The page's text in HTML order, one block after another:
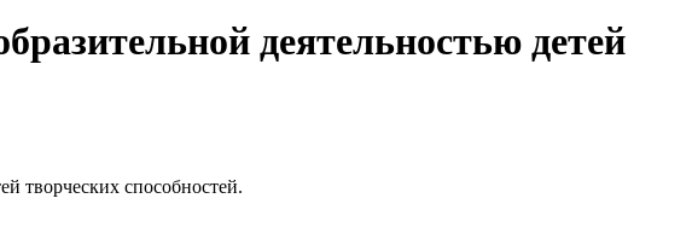
деятельностью детей
творческих способностей.